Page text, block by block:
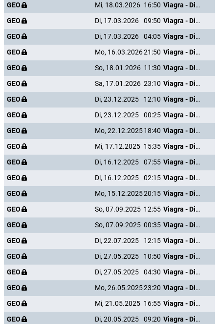
GEO Mi, 18.03.2026 16:50
Viagra - Die große Geschichte einer kleinen Pille
GEO
Di, 17.03.2026 09:50
Viagra - Die große Geschichte einer kleinen Pille
GEO
Di, 17.03.2026 04:05
Viagra - Die große Geschichte einer kleinen Pille
GEO
Mo, 16.03.202621:50
Viagra - Die große Geschichte einer kleinen Pille
GEO
So, 18.01.2026 11:30
Viagra - Die große Geschichte einer kleinen Pille
GEO
Sa, 17.01.2026 23:10
Viagra - Die große Geschichte einer kleinen Pille
GEO
Di, 23.12.2025 12:10
Viagra - Die große Geschichte einer kleinen Pille
GEO
Di, 23.12.2025 00:25
Viagra - Die große Geschichte einer kleinen Pille
GEO
Mo, 22.12.202518:40
Viagra - Die große Geschichte einer kleinen Pille
GEO
Mi, 17.12.2025 15:35
Viagra - Die große Geschichte einer kleinen Pille
GEO
Di, 16.12.2025 07:55
Viagra - Die große Geschichte einer kleinen Pille
GEO
Di, 16.12.2025 02:15
Viagra - Die große Geschichte einer kleinen Pille
GEO
Mo, 15.12.202520:15
Viagra - Die große Geschichte einer kleinen Pille
GEO
So, 07.09.2025 12:55
Viagra - Die große Geschichte einer kleinen Pille
GEO
So, 07.09.2025 00:35
Viagra - Die große Geschichte einer kleinen Pille
GEO
Di, 22.07.2025 12:15
Viagra - Die große Geschichte einer kleinen Pille
GEO
Di, 27.05.2025 10:50
Viagra - Die große Geschichte einer kleinen Pille
GEO
Di, 27.05.2025 04:30
Viagra - Die große Geschichte einer kleinen Pille
GEO
Mo, 26.05.202523:20
Viagra - Die große Geschichte einer kleinen Pille
GEO
Mi, 21.05.2025 16:55
Viagra - Die große Geschichte einer kleinen Pille
GEO
Di, 20.05.2025 09:20
Viagra - Die große Geschichte einer kleinen Pille